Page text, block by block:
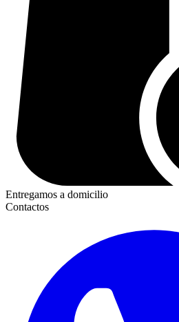
Entregamos a domicilio
Contactos